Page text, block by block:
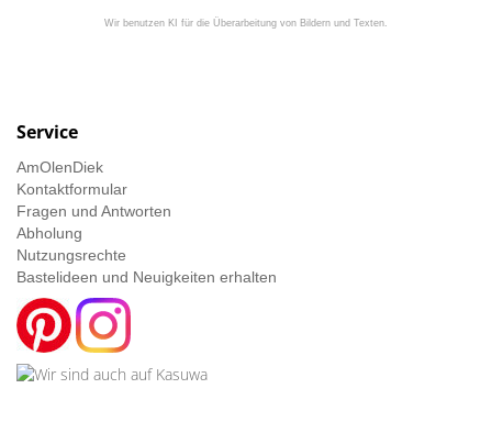
Wir benutzen KI für die Überarbeitung von Bildern und Texten.
Service
AmOlenDiek
Kontaktformular
Fragen und Antworten
Abholung
Nutzungsrechte
Bastelideen und Neuigkeiten erhalten